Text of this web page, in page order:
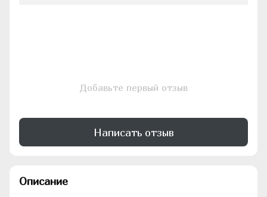
Добавьте первый отзыв
Написать отзыв
Описание